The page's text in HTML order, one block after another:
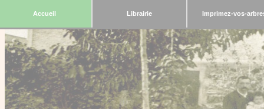
Accueil Librairie Imprimez-vos-